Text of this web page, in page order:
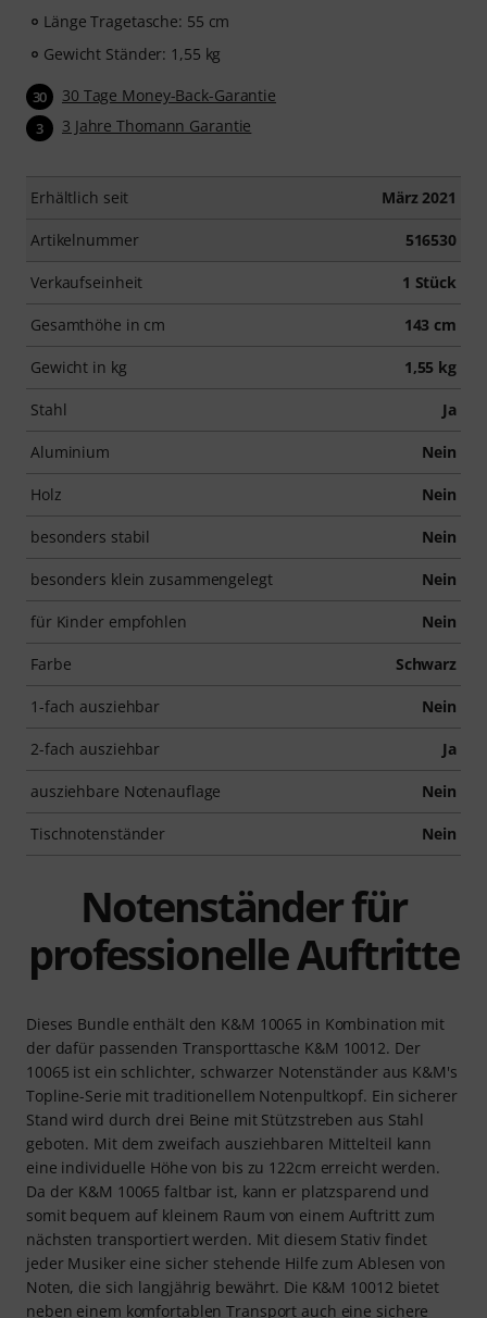
Länge Tragetasche: 55 cm
Gewicht Ständer: 1,55 kg
30 30 Tage Money-Back-Garantie
3 3 Jahre Thomann Garantie
Erhältlich seit März 2021
Artikelnummer 516530
Verkaufseinheit 1 Stück
Gesamthöhe in cm 143 cm
Gewicht in kg 1,55 kg
Stahl Ja
Aluminium Nein
Holz Nein
besonders stabil Nein
besonders klein zusammengelegt Nein
für Kinder empfohlen Nein
Farbe Schwarz
1-fach ausziehbar Nein
2-fach ausziehbar Ja
ausziehbare Notenauflage Nein
Tischnotenständer Nein
Notenständer für
professionelle Auftritte
Dieses Bundle enthält den K&M 10065 in Kombination mit
der dafür passenden Transporttasche K&M 10012. Der
10065 ist ein schlichter, schwarzer Notenständer aus K&M's
Topline-Serie mit traditionellem Notenpultkopf. Ein sicherer
Stand wird durch drei Beine mit Stützstreben aus Stahl
geboten. Mit dem zweifach ausziehbaren Mittelteil kann
eine individuelle Höhe von bis zu 122cm erreicht werden.
Da der K&M 10065 faltbar ist, kann er platzsparend und
somit bequem auf kleinem Raum von einem Auftritt zum
nächsten transportiert werden. Mit diesem Stativ findet
jeder Musiker eine sicher stehende Hilfe zum Ablesen von
Noten, die sich langjährig bewährt. Die K&M 10012 bietet
neben einem komfortablen Transport auch eine sichere